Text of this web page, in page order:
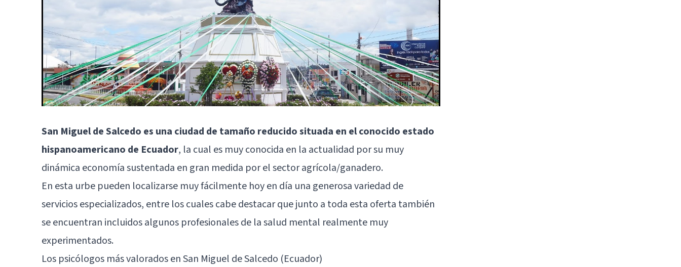
San Miguel de Salcedo es una ciudad de tamaño reducido situada en el conocido estado
hispanoamericano de Ecuador, la cual es muy conocida en la actualidad por su muy
dinámica economía sustentada en gran medida por el sector agrícola/ganadero.
En esta urbe pueden localizarse muy fácilmente hoy en día una generosa variedad de
servicios especializados, entre los cuales cabe destacar que junto a toda esta oferta también
se encuentran incluidos algunos profesionales de la salud mental realmente muy
experimentados.
Los psicólogos más valorados en San Miguel de Salcedo (Ecuador)